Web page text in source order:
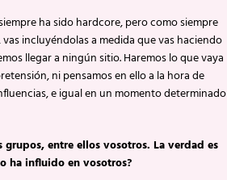
ha sido hardcore, pero como siempre
incluyéndolas a medida que vas haciendo
llegar a ningún sitio. Haremos lo que vaya
ni pensamos en ello a la hora de
e igual en un momento determinado
entre ellos vosotros. La verdad es
ha influido en vosotros?